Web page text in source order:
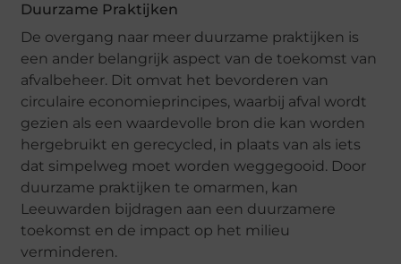
Duurzame Praktijken
De overgang naar meer duurzame praktijken is
een ander belangrijk aspect van de toekomst van
afvalbeheer. Dit omvat het bevorderen van
circulaire economieprincipes, waarbij afval wordt
gezien als een waardevolle bron die kan worden
hergebruikt en gerecycled, in plaats van als iets
dat simpelweg moet worden weggegooid. Door
duurzame praktijken te omarmen, kan
Leeuwarden bijdragen aan een duurzamere
toekomst en de impact op het milieu
verminderen.